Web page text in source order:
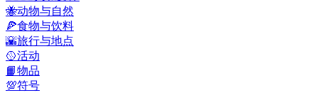
🐝动物与自然
🍕食物与饮料
🌇旅行与地点
🥎活动
📙物品
💯符号